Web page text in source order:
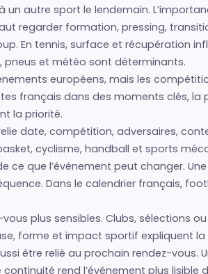
autre sport le lendemain.
regarder formation, pressing,
En tennis, surface et récupération
pneus et météo sont déterminants.
européens, mais les
français dans des moments clés,
la priorité.
date, compétition, adversaires,
cyclisme, handball et sports
ce que l’événement peut changer.
Dans le calendrier français,
plus sensibles. Clubs, sélections
forme et impact sportif expliquent la
être relié au prochain rendez-
rend l’événement plus lisible